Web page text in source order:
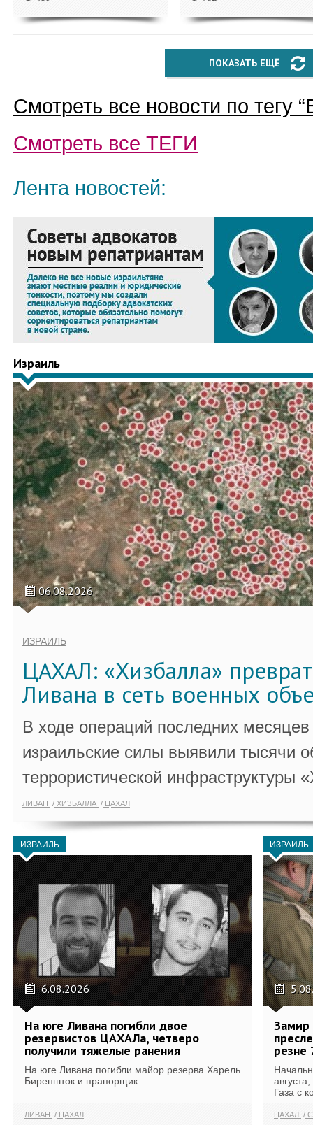
ПОКАЗАТЬ ЕЩЁ
Смотреть все новости по тегу “
Смотреть все ТЕГИ
Лента новостей:
Израиль
06.08.2026
ИЗРАИЛЬ
ЦАХАЛ: «Хизбалла»
Ливана в сеть военных
В ходе операций последних
израильские силы выявили тысячи
террористической инфраструктуры
ЛИВАН ХИЗБАЛЛА ЦАХАЛ
ИЗРАИЛЬ
6.08.2026
На юге Ливана погибли двое
резервистов ЦАХАЛа, четверо
получили тяжелые ранения
На юге Ливана погибли майор резерва Харель
Биреншток и прапорщик...
ЛИВАН ЦАХАЛ
ИЗРАИЛЬ
Замир
резне
Газа с
ЦАХАЛ